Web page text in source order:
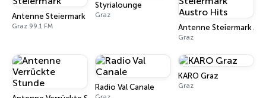
Antenne Steiermark
Graz 99.1 FM
Styrialounge
Graz
Antenne Steiermark
Graz
Radio Val Canale
KARO Graz
Graz